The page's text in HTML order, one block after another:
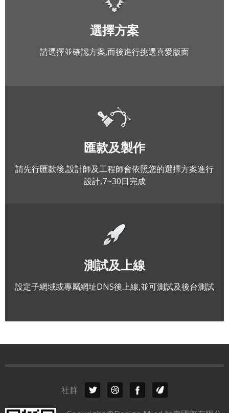
選擇方案
請選擇並確認方案,而後進行挑選喜愛版面
匯款及製作
請先行匯款後,設計師及工程師會依照您的選擇方案進行
設計,7~30日完成
測試及上線
設定子網域或專屬網址DNS後上線,並可測試及後台測試
社群